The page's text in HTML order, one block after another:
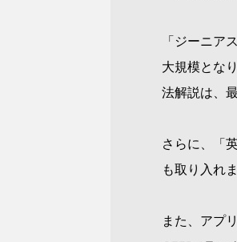
「ジーニア
大規模とな
法解説は、
さらに、「
も取り入れ
また、アプ